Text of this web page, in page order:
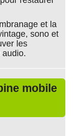
et la
sono et
les
audio.
mobile